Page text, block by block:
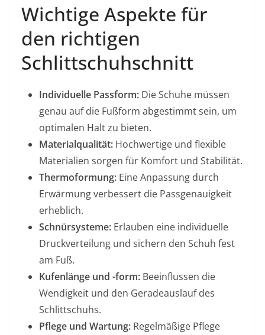
Wichtige Aspekte für
den richtigen
Schlittschuhschnitt
Individuelle Passform: Die Schuhe müssen
genau auf die Fußform abgestimmt sein, um
optimalen Halt zu bieten.
Materialqualität: Hochwertige und flexible
Materialien sorgen für Komfort und Stabilität.
Thermoformung: Eine Anpassung durch
Erwärmung verbessert die Passgenauigkeit
erheblich.
Schnürsysteme: Erlauben eine individuelle
Druckverteilung und sichern den Schuh fest
am Fuß.
Kufenlänge und -form: Beeinflussen die
Wendigkeit und den Geradeauslauf des
Schlittschuhs.
Pflege und Wartung: Regelmäßige Pflege